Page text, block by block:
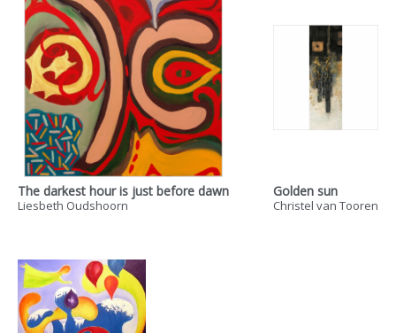
The darkest hour is just before dawn
Liesbeth Oudshoorn
Golden sun
Christel van Tooren